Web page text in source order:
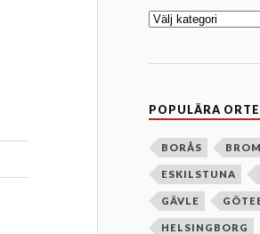
POPULÄRA
BORÅS
ESKILSTUNA
GÄVLE
HELSINGBORG